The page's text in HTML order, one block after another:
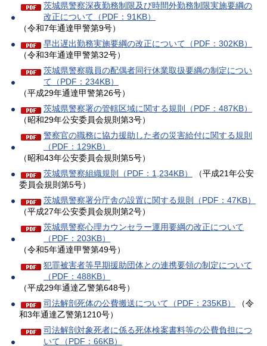
茨城県警察深夜勤務制限及び時間外勤務制限実施要綱の
改正について（PDF：91KB）
（令和7年通達甲警第9号）
早出遅出勤務実施要綱の改正について（PDF：302KB）
（令和3年通達甲警第32号）
茨城県警察職員の配偶者同行休業取扱要綱の制定につい
て（PDF：234KB）
（平成29年通達甲警第26号）
茨城県警察署の管轄区域に関する規則（PDF：487KB）
（昭和29年公安委員会規則第3号）
警察官の職務に協力援助した者の災害給付に関する規則
（PDF：129KB）
（昭和43年公安委員会規則第5号）
茨城県警察組織規則（PDF：1,234KB）
（平成21年公安
委員会規則第5号）
茨城県警察署分庁舎の設置に関する規則（PDF：47KB）
（平成27年公安委員会規則第2号）
茨城県警察心理カウンセラー運用要綱の改正について
（PDF：203KB）
（令和5年通達甲警第49号）
犯罪被害者等早期援助団体との連携要領の制定について
（PDF：488KB）
（平成29年通達乙警第648号）
司法解剖死体の公費搬送について（PDF：235KB）
（令
和3年通達乙警第1210号）
司法解剖対象死者に係る死体検案書料等の公費負担につ
いて（PDF：66KB）